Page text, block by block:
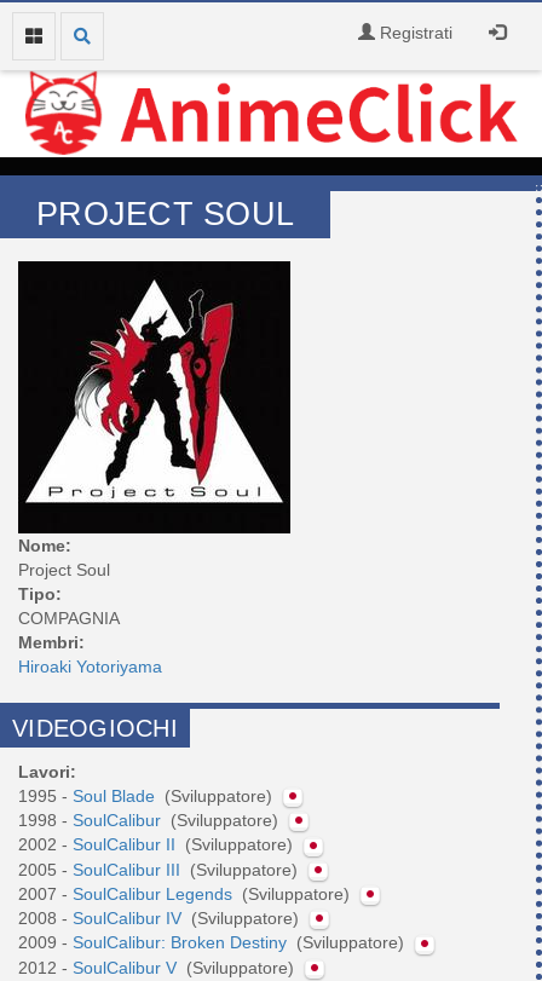
Registrati
PROJECT SOUL
Nome:
Project Soul
Tipo:
COMPAGNIA
Membri:
Hiroaki Yotoriyama
VIDEOGIOCHI
Lavori:
1995 - Soul Blade (Sviluppatore)
1998 - SoulCalibur (Sviluppatore)
2002 - SoulCalibur II
(Sviluppatore)
2005 - SoulCalibur III
(Sviluppatore)
2007 - SoulCalibur Legends (Sviluppatore)
2008 - SoulCalibur IV (Sviluppatore)
2009 - SoulCalibur: Broken Destiny (Sviluppatore)
2012 - SoulCalibur V (Sviluppatore)